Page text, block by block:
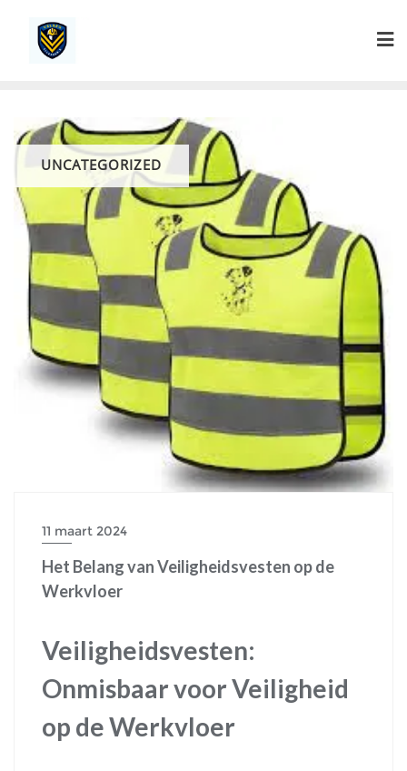
UNCATEGORIZED
11 maart 2024
Het Belang van Veiligheidsvesten op de
Werkvloer
Veiligheidsvesten:
Onmisbaar voor Veiligheid
op de Werkvloer